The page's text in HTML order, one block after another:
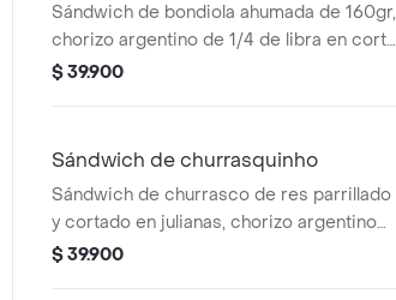
Sándwich de bondiola ahumada de 160gr,
chorizo argentino de 1/4 de libra en corte
mariposa, pan de 18cm, papas en casco y
$ 39.900
Sándwich de churrasquinho
Sándwich de churrasco de res parrillado
y cortado en julianas, chorizo argentino
de 1/4 de libra en corte mariposa, pan de
$ 39.900